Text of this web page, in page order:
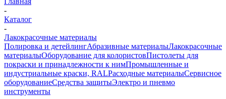
-
Каталог
-
Лакокрасочные материалы
Полировка и детейлингАбразивные материалыЛакокрасочные
материалыОборудование для колористовПистолеты для
покраски и принадлежности к нимПромышленные и
индустриальные краски, RALРасходные материалыСервисное
оборудованиеСредства защитыЭлектро и пневмо
инструменты